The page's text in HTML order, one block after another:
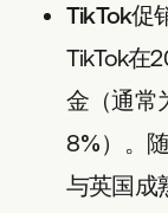
TikTok促
TikTok在
金（通常
8%）。
与英国成